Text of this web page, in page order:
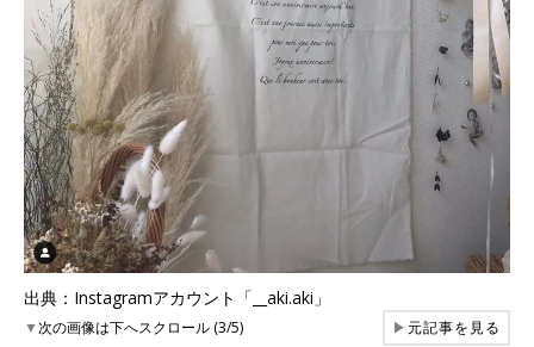
出典：Instagramアカウント「__aki.aki」
▼次の画像は下へスクロール (3/5) ▶元記事を見る